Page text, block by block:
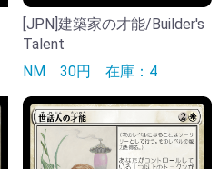
[JPN]建築家の才能/Builder's
Talent
NM 30円 在庫：4